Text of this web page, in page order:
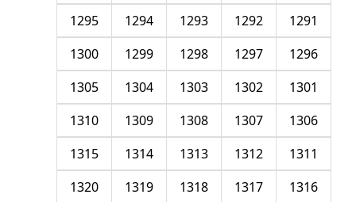
1291
1292
1293
1294
1295
1296
1297
1298
1299
1300
1301
1302
1303
1304
1305
1306
1307
1308
1309
1310
1311
1312
1313
1314
1315
1316
1317
1318
1319
1320